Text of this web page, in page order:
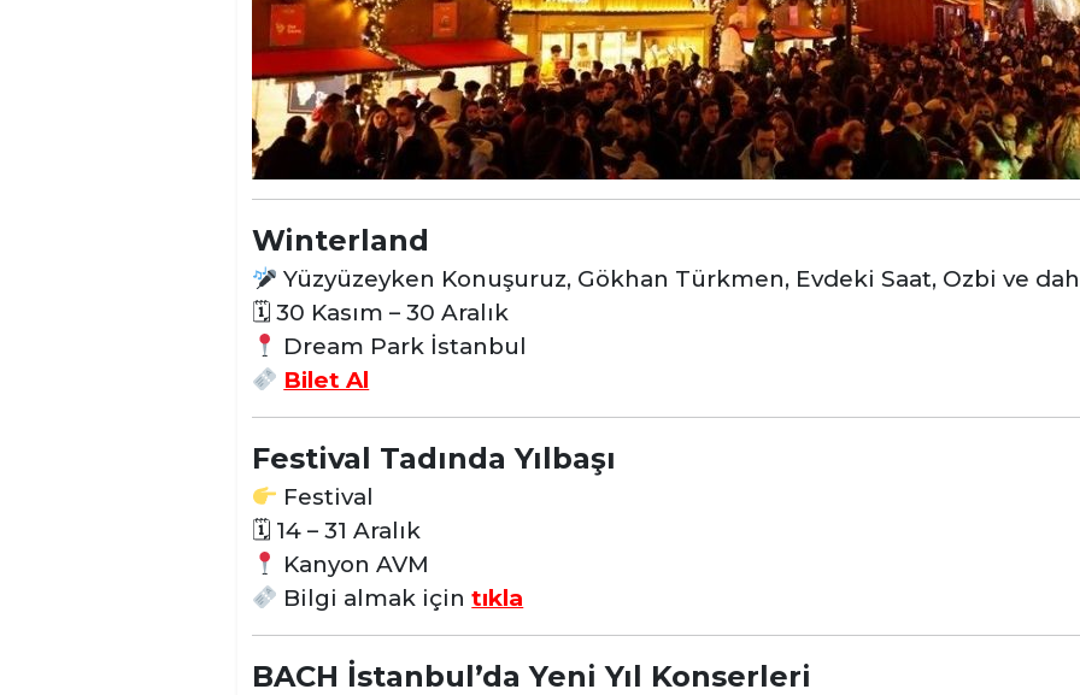
Winterland
Yüzyüzeyken Konuşuruz, Gökhan Türkmen, Evdeki Saat, Ozbi ve
🗓 30 Kasım – 30 Aralık
Dream Park İstanbul
Bilet Al
Festival Tadında Yılbaşı
Festival
🗓 14 – 31 Aralık
Kanyon AVM
Bilgi almak için tıkla
BACH İstanbul’da Yeni Yıl Konserleri